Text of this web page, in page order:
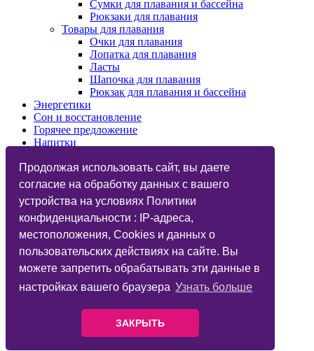
Продолжая использовать сайт, вы даете
согласие на обработку данных с вашего
устройства на условиях Политики
конфиденциальности : IP-адреса,
местоположения, Cookies и данных о
пользовательских действиях на сайте. Вы
можете запретить обрабатывать эти данные в
настройках вашего браузера Узнать больше
ЗАКРЫТЬ
Сумки для плавания и бассейна
Рюкзаки для плавания
Товары для плавания
Очки для плавания
Лопатка для плавания
Ласты
Шапочка для плавания
Рюкзак для плавания и бассейна
Энергетики
Сон и восстановление
Горячее предложение
Напитки
Назначения
Бренды
Vegan
Глютаминовая кислота
Функциональный тренинг
Подарочные карты
Дисконтные карты
Фитнес-бар
Статьи
Вопрос Ответ